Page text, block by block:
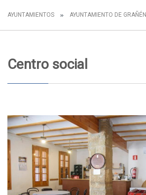
AYUNTAMIENTOS AYUNTAMIENTO DE GRAÑÉN
Centro social